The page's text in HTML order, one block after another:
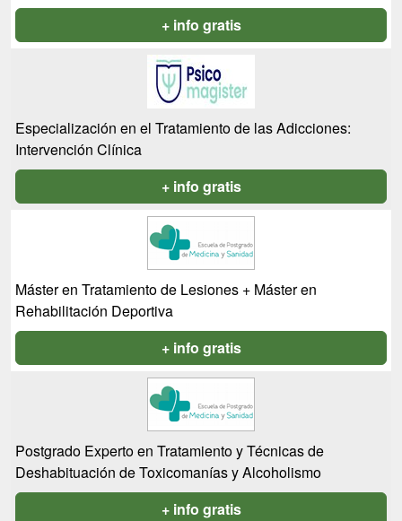
+ info gratis
Especialización en el Tratamiento de las Adicciones:
Intervención Clínica
+ info gratis
Máster en Tratamiento de Lesiones + Máster en
Rehabilitación Deportiva
+ info gratis
Postgrado Experto en Tratamiento y Técnicas de
Deshabituación de Toxicomanías y Alcoholismo
+ info gratis